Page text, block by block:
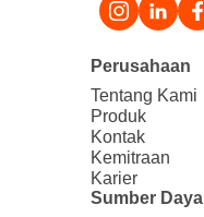
Perusahaan
Tentang Kami
Produk
Kontak
Kemitraan
Karier
Sumber Daya